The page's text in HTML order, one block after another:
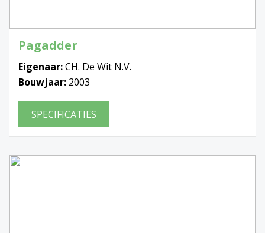
Pagadder
Eigenaar:CH. De Wit N.V.
Bouwjaar: 2003
SPECIFICATIES